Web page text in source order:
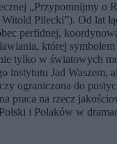
„Przypomnijmy o
Pilecki”). Od lat
perfidnej,
której
tylko w światowych
instytutu Jad Waszem,
ograniczona do
praca na rzecz
i Polaków w